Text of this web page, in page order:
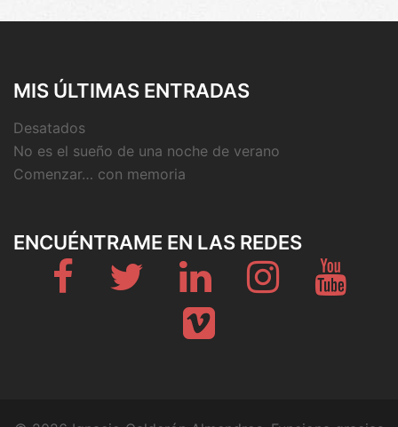
MIS ÚLTIMAS ENTRADAS
Desatados
No es el sueño de una noche de verano
Comenzar… con memoria
ENCUÉNTRAME EN LAS REDES
Fb Twitter Linkedin Instagram
Vimeo